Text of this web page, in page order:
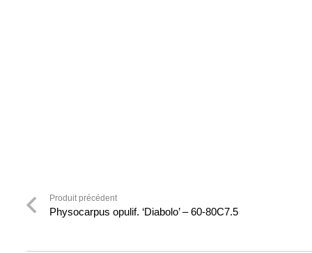
Produit précédent
Physocarpus opulif. ‘Diabolo’ – 60-80C7.5